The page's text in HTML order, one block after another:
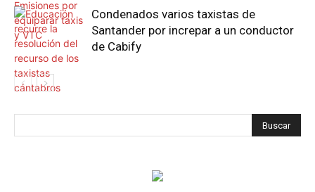
Condenados varios taxistas de
Santander por increpar a un conductor
de Cabify